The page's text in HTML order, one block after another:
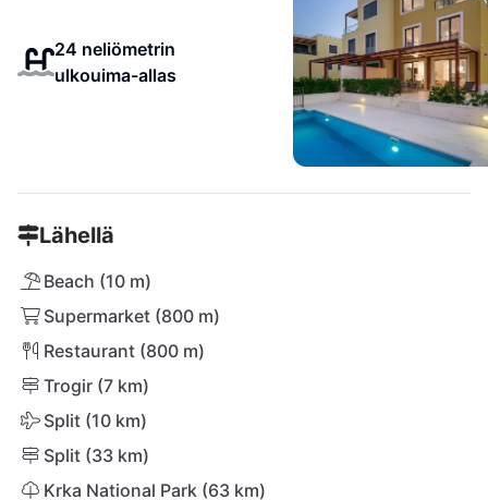
24 neliömetrin
ulkouima-allas
Lähellä
Beach (10 m)
Supermarket (800 m)
Restaurant (800 m)
Trogir (7 km)
Split (10 km)
Split (33 km)
Krka National Park (63 km)